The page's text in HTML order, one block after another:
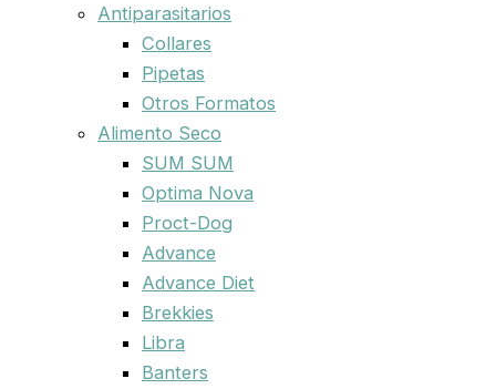
Antiparasitarios
Collares
Pipetas
Otros Formatos
Alimento Seco
SUM SUM
Optima Nova
Proct-Dog
Advance
Advance Diet
Brekkies
Libra
Banters